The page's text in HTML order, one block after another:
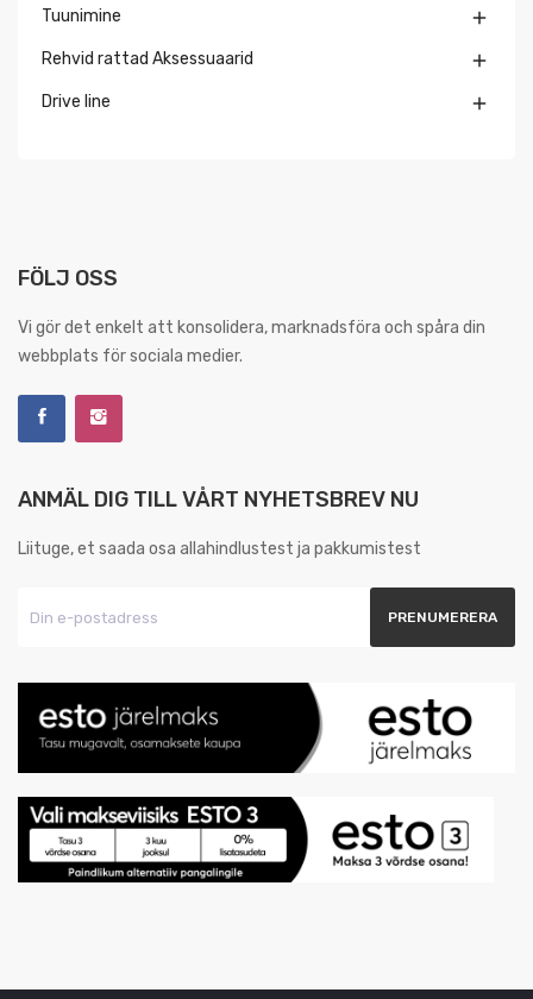
Tuunimine 
Rehvid rattad Aksessuaarid 
Drive line 
FÖLJ OSS
Vi gör det enkelt att konsolidera, marknadsföra och spåra din
webbplats för sociala medier.
ANMÄL DIG TILL VÅRT NYHETSBREV NU
Liituge, et saada osa allahindlustest ja pakkumistest